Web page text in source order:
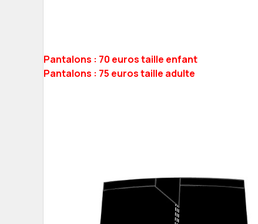
Pantalons : 70 euros taille enfant
Pantalons : 75 euros taille adulte